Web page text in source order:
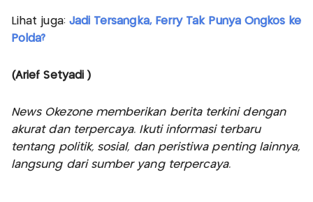
Lihat juga: Jadi Tersangka, Ferry Tak Punya Ongkos ke
Polda?
(Arief Setyadi )
News Okezone memberikan berita terkini dengan
akurat dan terpercaya. Ikuti informasi terbaru
tentang politik, sosial, dan peristiwa penting lainnya,
langsung dari sumber yang terpercaya.